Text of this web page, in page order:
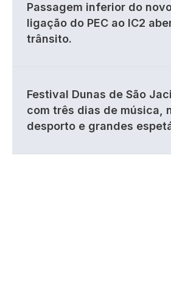
Passagem inferior do
ligação do PEC ao IC2
trânsito.
Festival Dunas de São
com três dias de música,
desporto e grandes